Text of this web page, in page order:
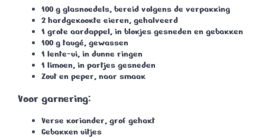
100 g glasnoedels, bereid volgens de verpakking
2 hardgekookte eieren, gehalveerd
1 grote aardappel, in blokjes gesneden en gebakken
100 g taugé, gewassen
1 lente-ui, in dunne ringen
1 limoen, in partjes gesneden
Zout en peper, naar smaak
Voor garnering:
Verse koriander, grof gehakt
Gebakken uitjes